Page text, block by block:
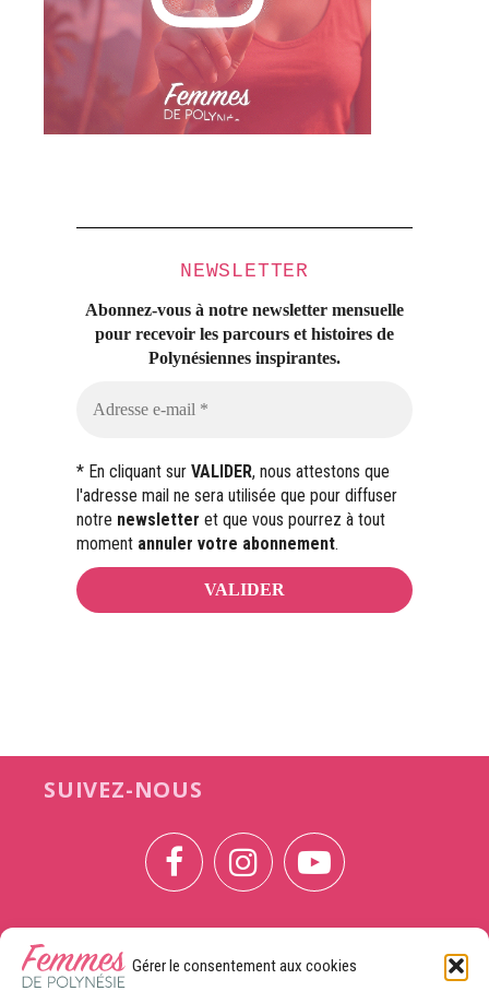
Gérer le consentement aux cookies
NEWSLETTER
Abonnez-vous à notre newsletter mensuelle
pour recevoir les parcours et histoires de
Polynésiennes inspirantes.
* En cliquant sur VALIDER, nous attestons que
l'adresse mail ne sera utilisée que pour diffuser
notre newsletter et que vous pourrez à tout
moment annuler votre abonnement.
SUIVEZ-NOUS
CONTACTEZ-NOUS